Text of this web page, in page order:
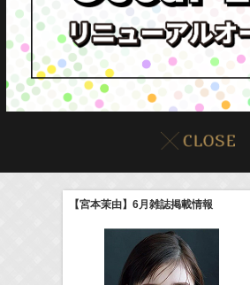
本日の出演情報8/7(Fri)
17:10-17:30
河北麻友子のマユコレ！
22:00-
TV Tシャツが乾くまで
【宮本茉由】6月雑誌掲載情報